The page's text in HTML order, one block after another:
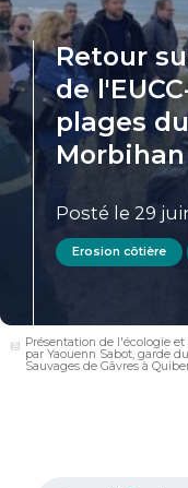
Retour
de
plages
Morbihan
Posté le 29
Erosion côtière
Présentation de l'écologie
par Yaouenn Sabot, garde
Sauvages de Gâvres à